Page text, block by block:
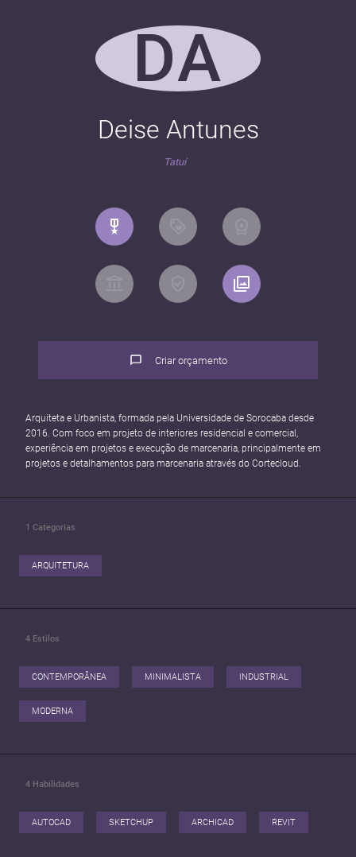
DA
Deise Antunes
Tatuí
Criar orçamento
Arquiteta e Urbanista, formada pela Universidade de Sorocaba desde
2016. Com foco em projeto de interiores residencial e comercial,
experiência em projetos e execução de marcenaria, principalmente em
projetos e detalhamentos para marcenaria através do Cortecloud.
1 Categorias
ARQUITETURA
4 Estilos
CONTEMPORÂNEA MINIMALISTA INDUSTRIAL
MODERNA
4 Habilidades
AUTOCAD SKETCHUP ARCHICAD REVIT